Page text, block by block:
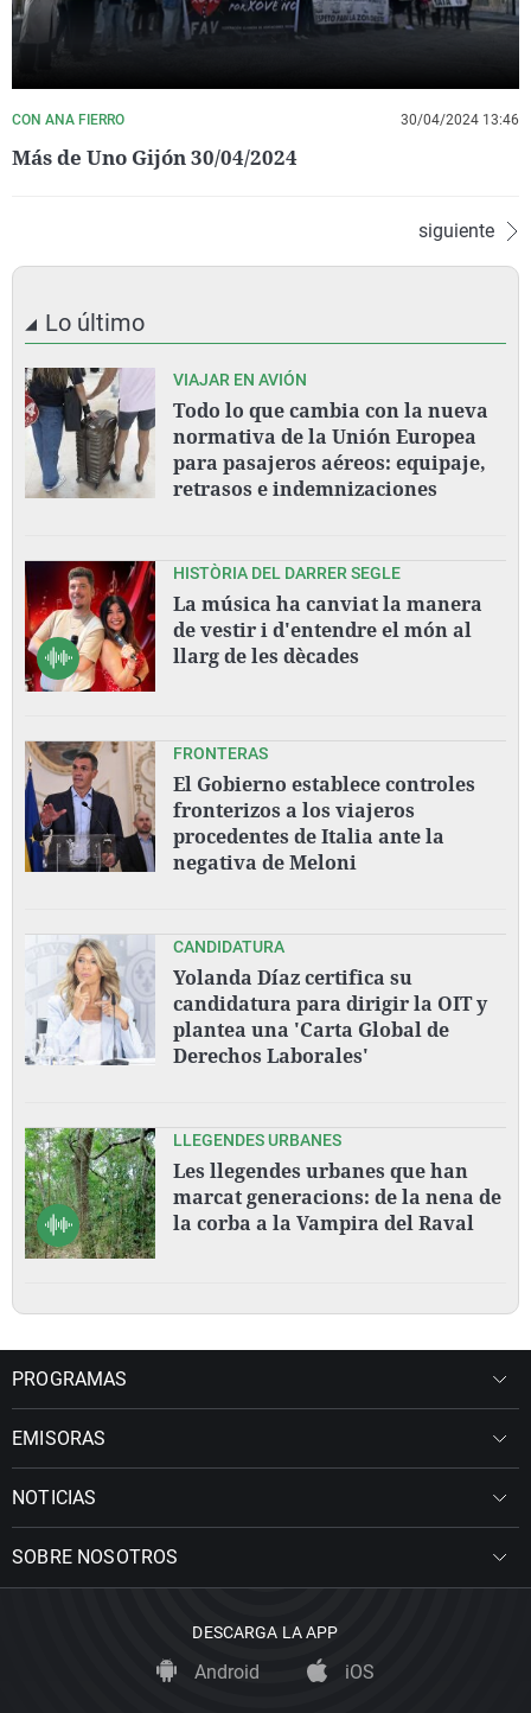
CON ANA FIERRO 30/04/2024 13:46
Más de Uno Gijón 30/04/2024
siguiente
Lo último
VIAJAR EN AVIÓN
Todo lo que cambia con la nueva
normativa de la Unión Europea
para pasajeros aéreos: equipaje,
retrasos e indemnizaciones
HISTÒRIA DEL DARRER SEGLE
La música ha canviat la manera
de vestir i d'entendre el món al
llarg de les dècades
FRONTERAS
El Gobierno establece controles
fronterizos a los viajeros
procedentes de Italia ante la
negativa de Meloni
CANDIDATURA
Yolanda Díaz certifica su
candidatura para dirigir la OIT y
plantea una 'Carta Global de
Derechos Laborales'
LLEGENDES URBANES
Les llegendes urbanes que han
marcat generacions: de la nena de
la corba a la Vampira del Raval
PROGRAMAS
EMISORAS
NOTICIAS
SOBRE NOSOTROS
DESCARGA LA APP
Android iOS